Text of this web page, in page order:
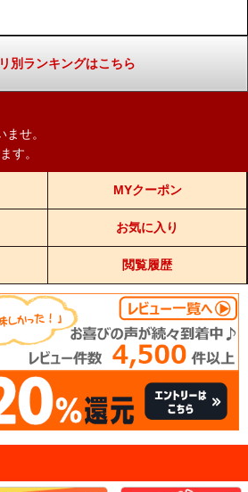
別ランキングはこちら
せ。
す。
MYクーポン
お気に入り
閲覧履歴